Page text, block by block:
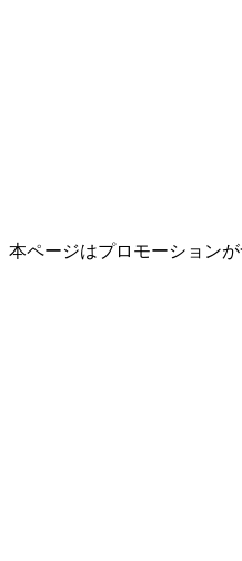
本ページはプロモーション